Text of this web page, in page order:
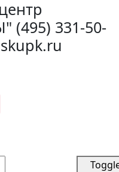
(495) 331-50-